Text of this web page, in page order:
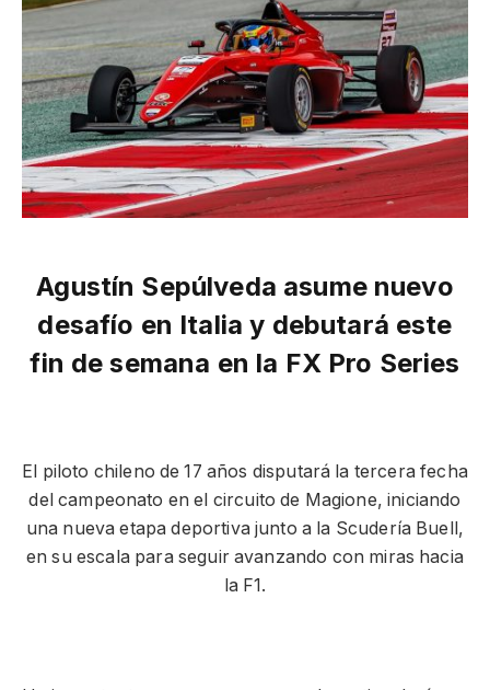
Agustín Sepúlveda asume nuevo
desafío en Italia y debutará este
fin de semana en la FX Pro Series
El piloto chileno de 17 años disputará la tercera fecha
del campeonato en el circuito de Magione, iniciando
una nueva etapa deportiva junto a la Scudería Buell,
en su escala para seguir avanzando con miras hacia
la F1.